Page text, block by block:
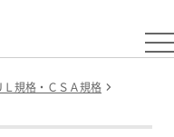
Ｌ規格・ＣＳＡ規格